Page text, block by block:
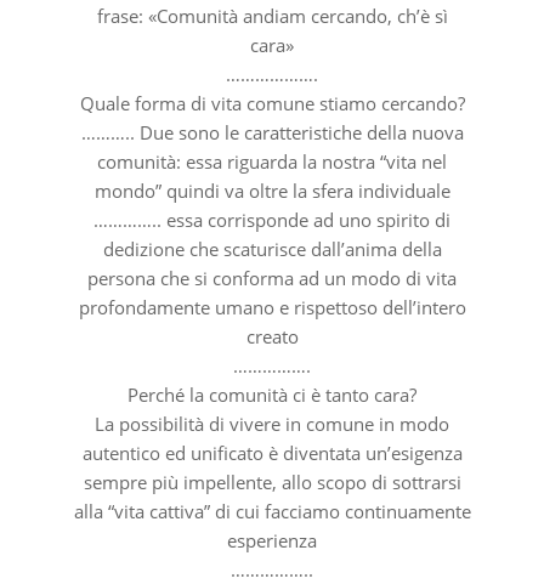
frase: «Comunità andiam cercando, ch’è sì
cara»
……………….
Quale forma di vita comune stiamo cercando?
……….. Due sono le caratteristiche della nuova
comunità: essa riguarda la nostra “vita nel
mondo” quindi va oltre la sfera individuale
………….. essa corrisponde ad uno spirito di
dedizione che scaturisce dall’anima della
persona che si conforma ad un modo di vita
profondamente umano e rispettoso dell’intero
creato
…………….
Perché la comunità ci è tanto cara?
La possibilità di vivere in comune in modo
autentico ed unificato è diventata un’esigenza
sempre più impellente, allo scopo di sottrarsi
alla “vita cattiva” di cui facciamo continuamente
esperienza
……………..